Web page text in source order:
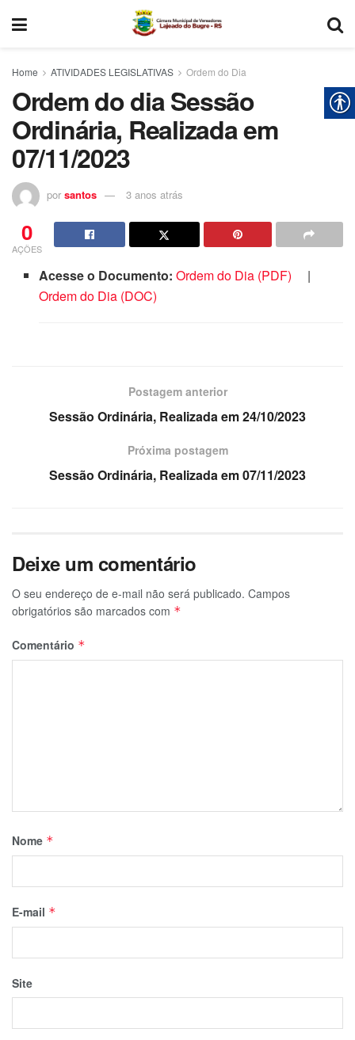
Home ATIVIDADES LEGISLATIVAS Ordem do Dia
Ordem do dia Sessão
Ordinária, Realizada em
07/11/2023
por santos 3 anos atrás
0
AÇÕES
Acesse o Documento: Ordem do Dia (PDF)
|
Ordem do Dia (DOC)
Postagem anterior
Sessão Ordinária, Realizada em 24/10/2023
Próxima postagem
Sessão Ordinária, Realizada em 07/11/2023
Deixe um comentário
O seu endereço de e-mail não será publicado. Campos
obrigatórios são marcados com *
Comentário *
Nome *
E-mail *
Site